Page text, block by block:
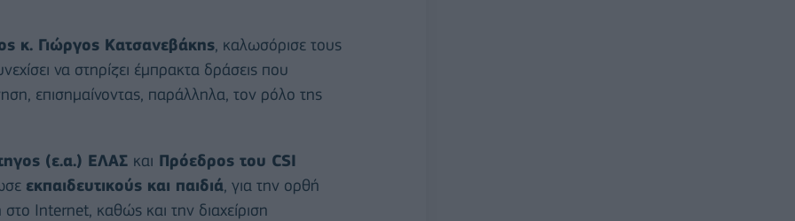
κ. Γιώργος Κατσανεβάκης , καλωσόρισε τους
να στηρίζει έμπρακτα δράσεις που
επισημαίνοντας, παράλληλα, τον ρόλο της
(ε.α.) ΕΛΑΣ και Πρόεδρος του CSI
εκπαιδευτικούς και παιδιά , για την ορθή
Internet, καθώς και την διαχείριση